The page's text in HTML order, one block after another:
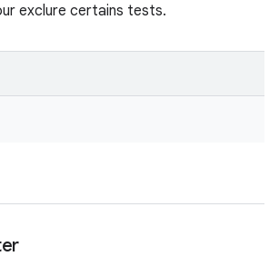
exclure certains tests.